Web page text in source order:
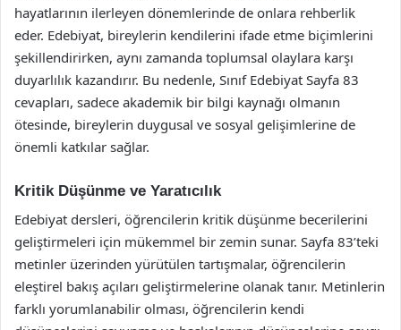
hayatlarının ilerleyen dönemlerinde de onlara rehberlik
eder. Edebiyat, bireylerin kendilerini ifade etme biçimlerini
şekillendirirken, aynı zamanda toplumsal olaylara karşı
duyarlılık kazandırır. Bu nedenle, Sınıf Edebiyat Sayfa 83
cevapları, sadece akademik bir bilgi kaynağı olmanın
ötesinde, bireylerin duygusal ve sosyal gelişimlerine de
önemli katkılar sağlar.
Kritik Düşünme ve Yaratıcılık
Edebiyat dersleri, öğrencilerin kritik düşünme becerilerini
geliştirmeleri için mükemmel bir zemin sunar. Sayfa 83’teki
metinler üzerinden yürütülen tartışmalar, öğrencilerin
eleştirel bakış açıları geliştirmelerine olanak tanır. Metinlerin
farklı yorumlanabilir olması, öğrencilerin kendi